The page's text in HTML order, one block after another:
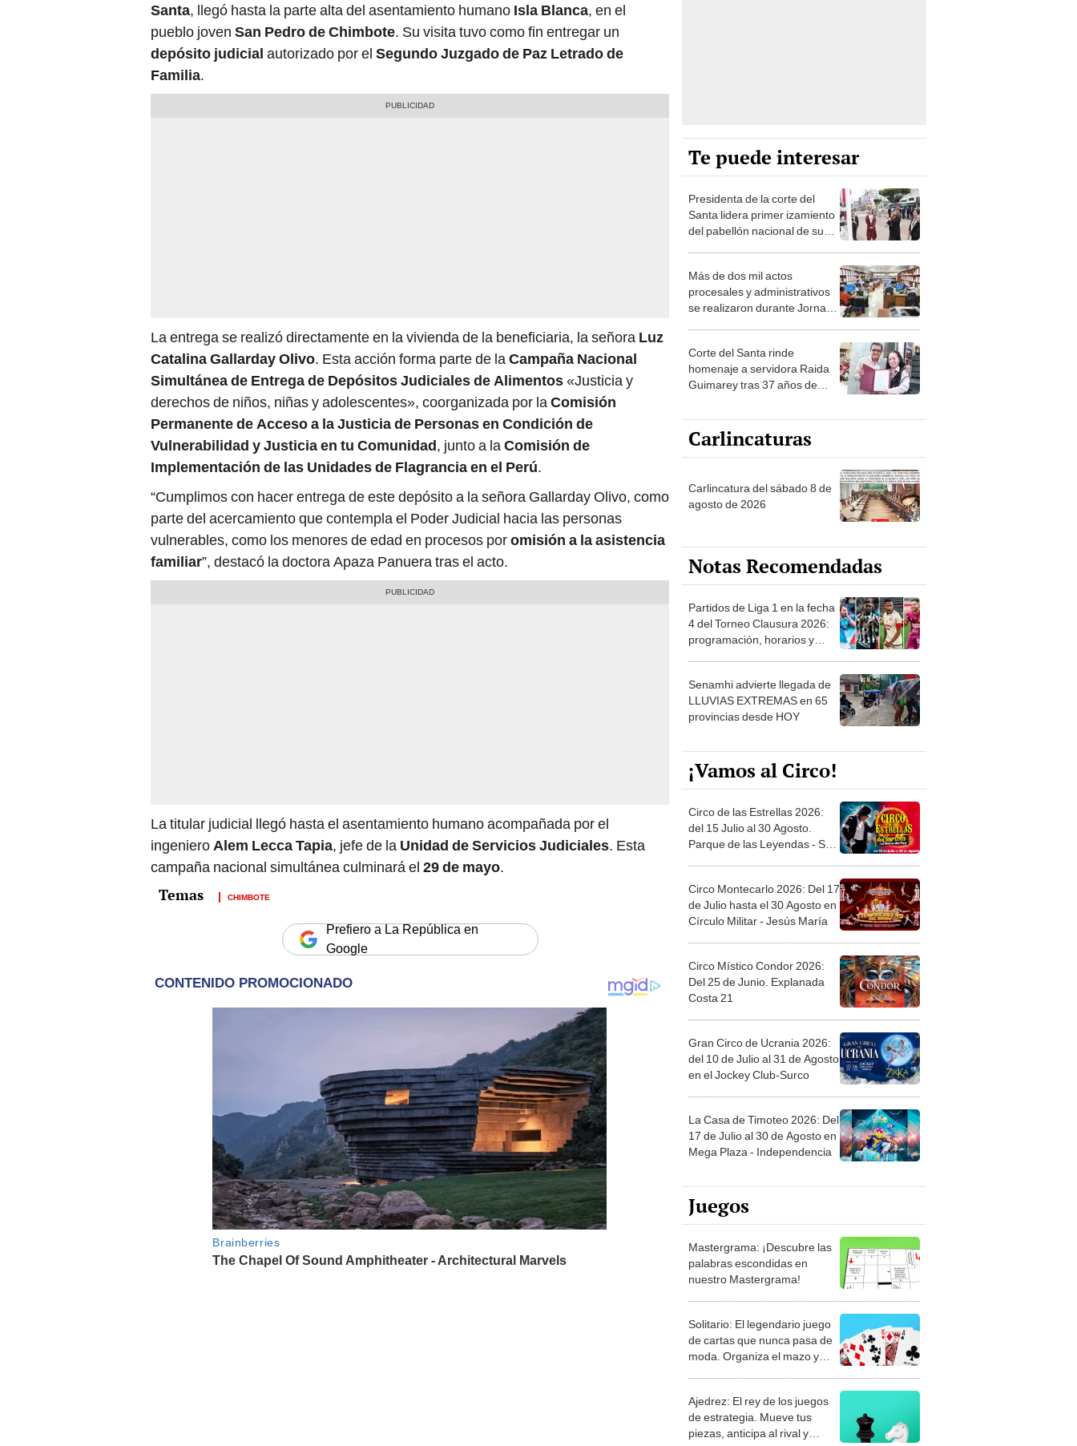
Santa, llegó hasta la parte alta del asentamiento humano Isla Blanca, en el
pueblo joven San Pedro de Chimbote. Su visita tuvo como fin entregar un
depósito judicial autorizado por el Segundo Juzgado de Paz Letrado de
Familia.
La entrega se realizó directamente en la vivienda de la beneficiaria, la señora Luz
Catalina Gallarday Olivo. Esta acción forma parte de laCampaña Nacional
Simultánea de Entrega de Depósitos Judiciales de Alimentos«Justicia y
derechos de niños, niñas y adolescentes», coorganizada por laComisión
Permanente de Acceso a la Justicia de Personas en Condición de
Vulnerabilidad y Justicia en tu Comunidad, junto a laComisión de
Implementación de las Unidades de Flagrancia en el Perú.
“Cumplimos con hacer entrega de este depósito a la señora Gallarday Olivo, como
parte del acercamiento que contempla el Poder Judicial hacia las personas
vulnerables, como los menores de edad en procesos poromisión a la asistencia
familiar”, destacó la doctora Apaza Panuera tras el acto.
La titular judicial llegó hasta el asentamiento humano acompañada por el
ingenieroAlem Lecca Tapia, jefe de la Unidad de Servicios Judiciales. Esta
campaña nacional simultánea culminará el 29 de mayo.
CHIMBOTE
Prefiero a La República en
Google
Te puede interesar
Presidenta de la corte del
Santa lidera primer izamiento
del pabellón nacional de su
Más de dos mil actos
procesales y administrativos
se realizaron durante Jornada
Corte del Santa rinde
homenaje a servidora Raida
Guimarey tras 37 años de
Carlincaturas
Carlincatura del sábado 8 de
agosto de 2026
Notas Recomendadas
Partidos de Liga 1 en la fecha
4 del Torneo Clausura 2026:
programación, horarios y
Senamhi advierte llegada de
LLUVIAS EXTREMAS en 65
provincias desde HOY
¡Vamos al Circo!
Circo de las Estrellas 2026:
del 15 Julio al 30 Agosto.
Parque de las Leyendas - San
Circo Montecarlo 2026: Del 17
de Julio hasta el 30 Agosto en
Círculo Militar - Jesús María
Circo Místico Condor 2026:
Del 25 de Junio. Explanada
Costa 21
Gran Circo de Ucrania 2026:
del 10 de Julio al 31 de Agosto
en el Jockey Club-Surco
La Casa de Timoteo 2026: Del
17 de Julio al 30 de Agosto en
Mega Plaza - Independencia
Juegos
Mastergrama: ¡Descubre las
palabras escondidas en
nuestro Mastergrama!
Solitario: El legendario juego
de cartas que nunca pasa de
moda. Organiza el mazo y
Ajedrez: El rey de los juegos
de estrategia. Mueve tus
piezas, anticipa al rival y